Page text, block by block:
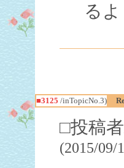
る
■3125 /inTopicNo.3)
□投稿
(2015/09/